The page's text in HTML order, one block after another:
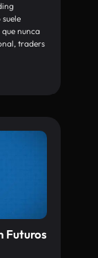
nunca
traders
Futuros